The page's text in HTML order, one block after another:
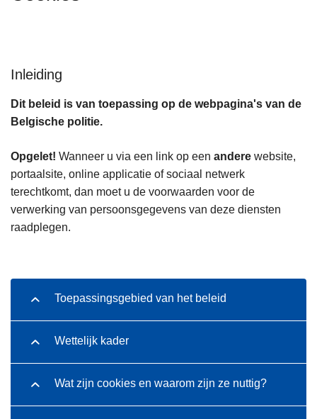
Inleiding
Dit beleid is van toepassing op de webpagina's van de
Belgische politie.
Opgelet! Wanneer u via een link op een andere website,
portaalsite, online applicatie of sociaal netwerk
terechtkomt, dan moet u de voorwaarden voor de
verwerking van persoonsgegevens van deze diensten
raadplegen.
Toepassingsgebied van het beleid
Wettelijk kader
Wat zijn cookies en waarom zijn ze nuttig?